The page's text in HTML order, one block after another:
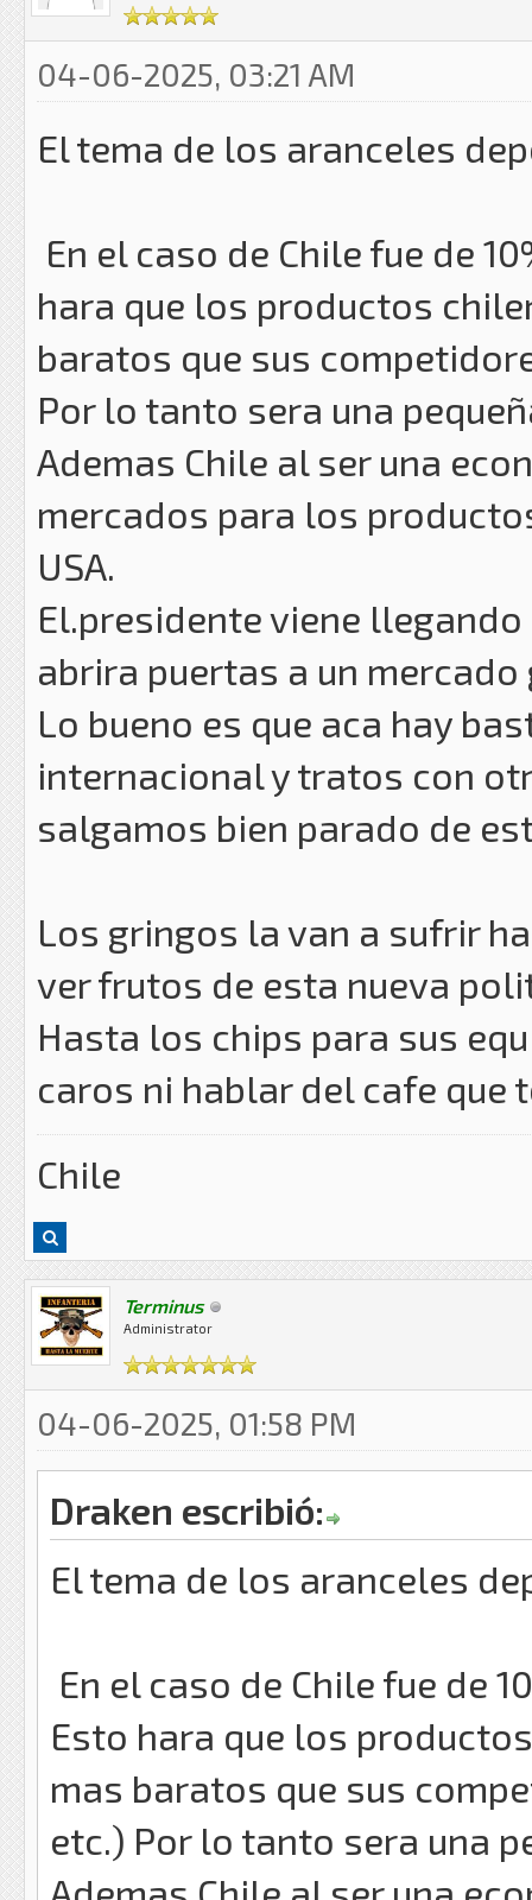
04-06-2025, 03:21 AM
El tema de los aranceles
En el caso de Chile fue de
hara que los productos
baratos que sus
Por lo tanto sera una
Ademas Chile al ser una
mercados para los
USA.
El.presidente viene llegando
abrira puertas a un
Lo bueno es que aca hay
internacional y tratos con
salgamos bien parado de
Los gringos la van a sufrir
ver frutos de esta nueva
Hasta los chips para sus
caros ni hablar del cafe que
Chile
Terminus
Administrator
04-06-2025, 01:58 PM
Draken escribió:
El tema de los aranceles
En el caso de Chile fue de
Esto hara que los
mas baratos que sus
etc.) Por lo tanto sera una